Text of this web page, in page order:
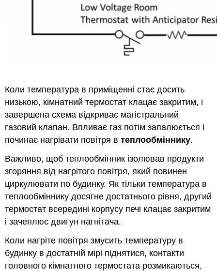
Коли температура в приміщенні стає досить
низькою, кімнатний термостат клацає закритим, і
завершена схема відкриває магістральний
газовий клапан. Впливає газ потім запалюється і
починає нагрівати повітря втеплообміннику.
Важливо, щоб теплообмінник ізолював продукти
згоряння від нагрітого повітря, який повинен
циркулювати по будинку. Як тільки температура в
теплообміннику досягне достатнього рівня, другий
термостат всередині корпусу печі клацає закритим
і зачеплює двигун нагнітача.
Коли нагріте повітря змусить температуру в
будинку в достатній мірі піднятися, контакти
головного кімнатного термостата розмикаються,